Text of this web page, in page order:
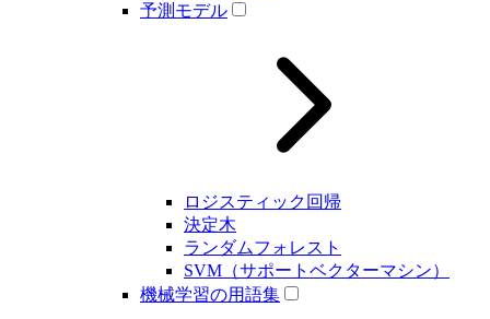
予測モデル
ロジスティック回帰
決定木
ランダムフォレスト
SVM（サポートベクターマシン）
機械学習の用語集